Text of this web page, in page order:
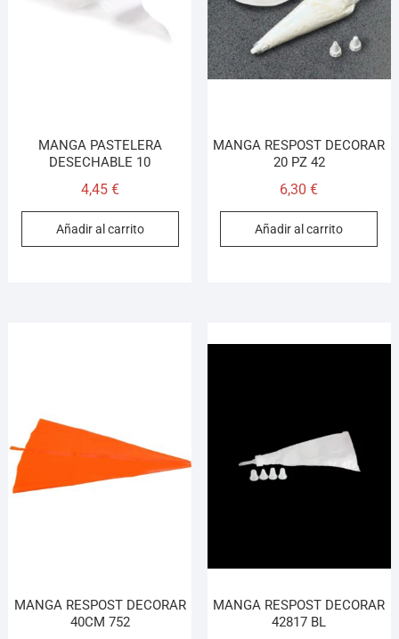
MANGA PASTELERA
DESECHABLE 10
4,45 €
Añadir al carrito
MANGA RESPOST DECORAR
20 PZ 42
6,30€
Añadir al carrito
MANGA RESPOST DECORAR
40CM 752
MANGA RESPOST DECORAR
42817 BL